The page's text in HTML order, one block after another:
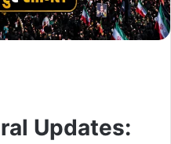
Updates: